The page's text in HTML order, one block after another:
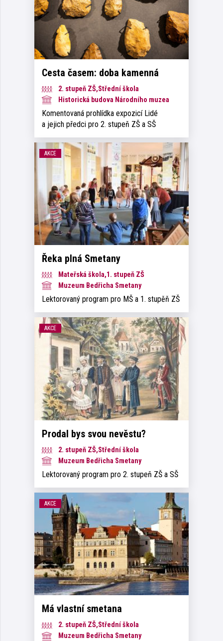
Cesta časem: doba kamenná
2. stupeň ZŠ,Střední škola
Historická budova Národního muzea
Komentovaná prohlídka expozicí Lidé
a jejich předci pro 2. stupeň ZŠ a SŠ
AKCE
Řeka plná Smetany
Mateřská škola,1. stupeň ZŠ
Muzeum Bedřicha Smetany
Lektorovaný program pro MŠ a 1. stupěň ZŠ
AKCE
Prodal bys svou nevěstu?
2. stupeň ZŠ,Střední škola
Muzeum Bedřicha Smetany
Lektorovaný program pro 2. stupeň ZŠ a SŠ
AKCE
Má vlastní smetana
2. stupeň ZŠ,Střední škola
Muzeum Bedřicha Smetany